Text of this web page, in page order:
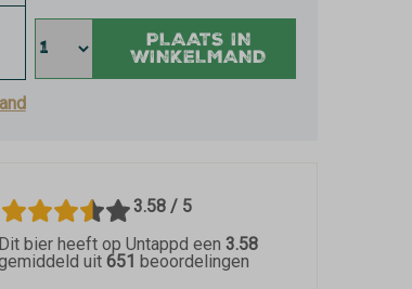
PLAATS IN
WINKELMAND
3.58 / 5
Dit bier heeft op Untappd een 3.58
uit 651 beoordelingen